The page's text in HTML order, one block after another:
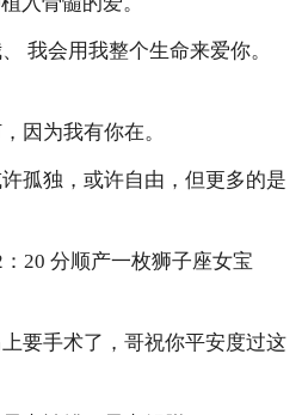
我会用我整个生命来爱你。
因为我有你在。
孤独，或许自由，但更多的是
20 分顺产一枚狮子座女宝
要手术了，哥祝你平安度过这